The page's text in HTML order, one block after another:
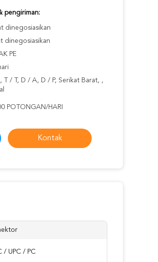
pengiriman:
dinegosiasikan
dinegosiasikan
PE
T / T, D / A, D / P, Serikat Barat, ,
POTONGAN/HARI
Kontak
/ UPC / PC